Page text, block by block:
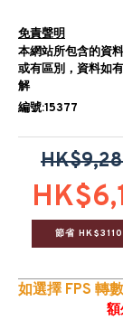
免責聲明
本網站所包含的資
或有區別，資料如
解
編號:15377
節省 HK$3110
如選擇 FPS 轉